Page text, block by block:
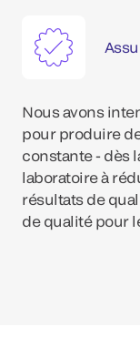
Nous avons
pour produire
constante - dès
laboratoire à
résultats de
de qualité pour